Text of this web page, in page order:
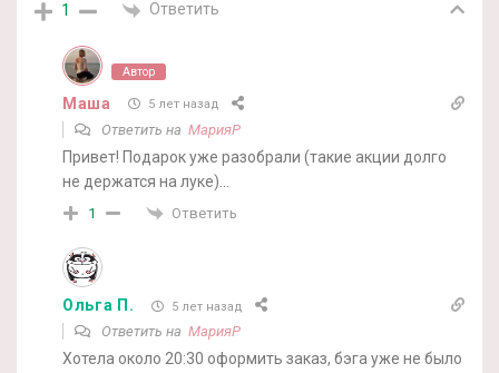
1 Ответить
Автор
Маша 5 лет назад
Ответить на МарияР
Привет! Подарок уже разобрали (такие акции долго
не держатся на луке)…
1 Ответить
Ольга П. 5 лет назад
Ответить на МарияР
Хотела около 20:30 оформить заказ, бэга уже не было